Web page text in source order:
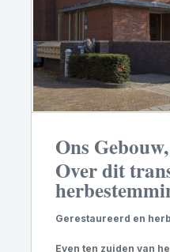
Ons
Over dit
Gerestaureerd en
Even ten zuiden van